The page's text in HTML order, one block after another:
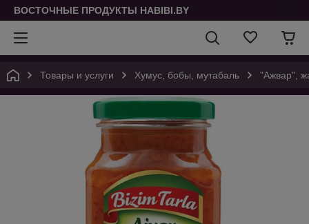
ВОСТОЧНЫЕ ПРОДУКТЫ HABIBI.BY
Товары и услуги Хумус, бобы, мутабаль "Ажвар",